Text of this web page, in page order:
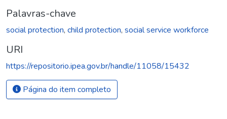
Palavras-chave
social protection, child protection, social service workforce
URI
https://repositorio.ipea.gov.br/handle/11058/15432
Página do item completo